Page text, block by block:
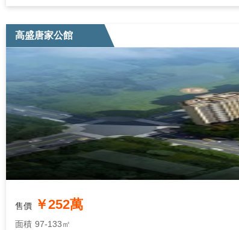
高盛唐家公館
售價 ￥252萬
面積 97-133㎡